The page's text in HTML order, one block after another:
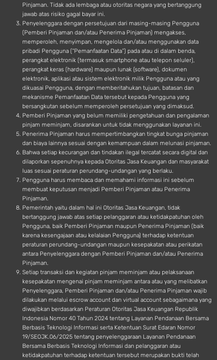
Pinjaman. Tidak ada lembaga atau otoritas negara yang bertanggung
jawab atas risiko gagal bayar ini.
Penyelenggara dengan persetujuan dari masing-masing Pengguna
(Pemberi Pinjaman dan/atau Penerima Pinjaman) mengakses,
memperoleh, menyimpan, mengelola dan/atau menggunakan data
pribadi Pengguna (“Pemanfaatan Data”) pada atau di dalam benda,
perangkat elektronik (termasuk smartphone atau telepon seluler),
perangkat keras (hardware) maupun lunak (software), dokumen
elektronik, aplikasi atau sistem elektronik milik Pengguna atau yang
dikuasai Pengguna, dengan memberitahukan tujuan, batasan dan
mekanisme Pemanfaatan Data tersebut kepada Pengguna yang
bersangkutan sebelum memperoleh persetujuan yang dimaksud.
Pemberi Pinjaman yang belum memiliki pengetahuan dan pengalaman
pinjam meminjam, disarankan untuk tidak menggunakan layanan ini.
Penerima Pinjaman harus mempertimbangkan tingkat bunga pinjaman
dan biaya lainnya sesuai dengan kemampuan dalam melunasi pinjaman.
Bahwa setiap kecurangan dan tindakan ilegal tercatat secara digital dan
dilaporkan sepenuhnya kepada Otoritas Jasa Keuangan dan masyarakat
luas sesuai peraturan perundang-undangan yang berlaku.
Pengguna harus membaca dan memahami informasi ini sebelum
membuat keputusan menjadi Pemberi Pinjaman atau Penerima
Pinjaman.
Pemerintah yaitu dalam hal ini Otoritas Jasa Keuangan, tidak
bertanggung jawab atas setiap pelanggaran atau ketidakpatuhan oleh
Pengguna, baik Pemberi Pinjaman maupun Penerima Pinjaman (baik
karena kesengajaan atau kelalaian Pengguna) terhadap ketentuan
peraturan perundang-undangan maupun kesepakatan atau perikatan
antara Penyelenggara dengan Pemberi Pinjaman dan/atau Penerima
Pinjaman.
Setiap transaksi dan kegiatan pinjam meminjam atau pelaksanaan
kesepakatan mengenai pinjam meminjam antara atau yang melibatkan
Penyelenggara, Pemberi Pinjaman dan/atau Penerima Pinjaman wajib
dilakukan melalui escrow account dan virtual account sebagaimana yang
diwajibkan berdasarkan Peraturan Otoritas Jasa Keuangan Republik
Indonesia Nomor 40 Tahun 2024 tentang Layanan Pendanaan Bersama
Berbasis Teknologi Informasi serta Ketentuan Surat Edaran Nomor
19/SEOJK.06/2025 tentang penyelenggaraan Layanan Pendanaan
Bersama Berbasis Teknologi Informasi dan pelanggaran atau
ketidakpatuhan terhadap ketentuan tersebut merupakan bukti telah